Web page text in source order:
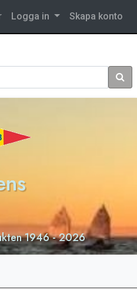
Logga in Skapa konto
Sök
1946 - 2026